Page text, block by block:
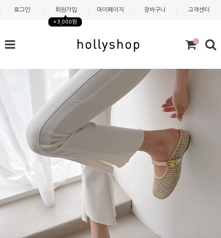
로그인 회원가입
+3,000원
마이페이지 장바구니 고객센터
0